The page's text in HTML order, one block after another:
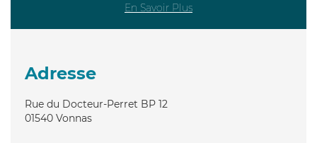
En Savoir Plus
Adresse
Rue du Docteur-Perret BP 12
01540 Vonnas